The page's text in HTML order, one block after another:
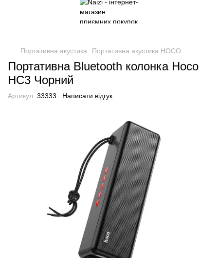
Портативна акустика Портативна акустика HOCO
Портативна Bluetooth колонка Hoco
HC3 Чорний
Артикул: 33333 Написати відгук